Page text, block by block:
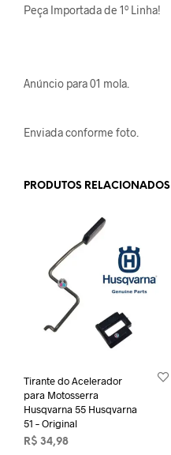
Peça Importada de 1º Linha!
Anúncio para 01 mola.
Enviada conforme foto.
PRODUTOS RELACIONADOS
Tirante do Acelerador
para Motosserra
Husqvarna 55 Husqvarna
51 – Original
R$ 34,98